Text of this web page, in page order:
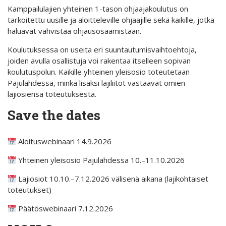
Kamppailulajien yhteinen 1-tason ohjaajakoulutus on
tarkoitettu uusille ja aloitteleville ohjaajille sekä kaikille, jotka
haluavat vahvistaa ohjausosaamistaan.
Koulutuksessa on useita eri suuntautumisvaihtoehtoja,
joiden avulla osallistuja voi rakentaa itselleen sopivan
koulutuspolun. Kaikille yhteinen yleisosio toteutetaan
Pajulahdessa, minkä lisäksi lajiliitot vastaavat omien
lajiosiensa toteutuksesta.
Save the dates
Aloituswebinaari 14.9.2026
Yhteinen yleisosio Pajulahdessa 10.–11.10.2026
Lajiosiot 10.10.–7.12.2026 välisenä aikana (lajikohtaiset
toteutukset)
Päätöswebinaari 7.12.2026